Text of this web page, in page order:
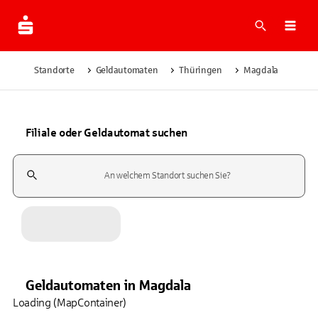
Suche
Standorte Geldautomaten Thüringen Magdala
Filiale oder Geldautomat suchen
Suchfeld
Geldautomaten in Magdala
Loading (MapContainer)